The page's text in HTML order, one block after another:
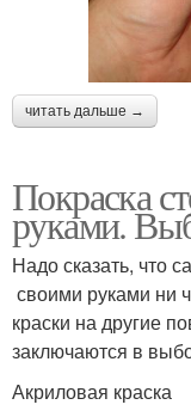
читать дальше →
Покраска
руками.
Надо сказать, что
своими руками ни
краски на другие
заключаются в
Акриловая краска